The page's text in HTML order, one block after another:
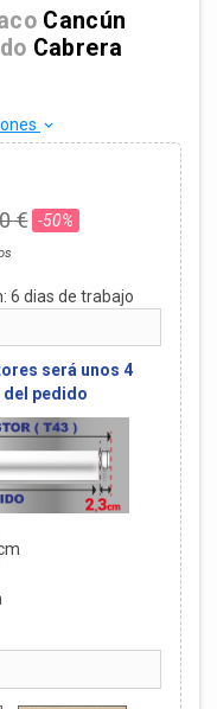
Cancún
Cabrera
keyboard_arrow_down
€ -50%
6 dias de trabajo
será unos 4
pedido